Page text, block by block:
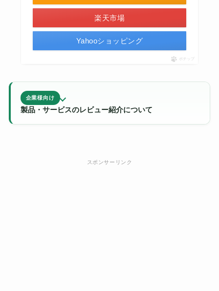
楽天市場
Yahooショッピング
ポチップ
企業様向け
製品・サービスのレビュー紹介について